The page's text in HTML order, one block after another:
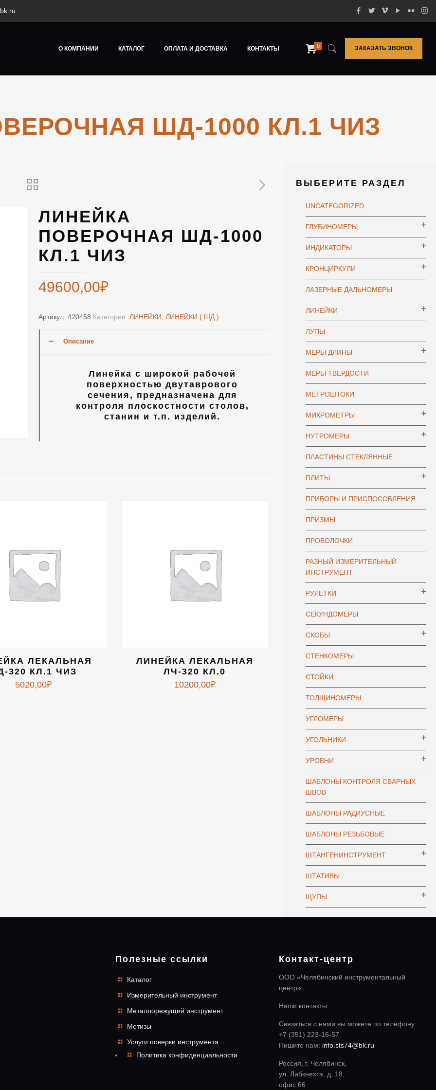
О КОМПАНИИ КАТАЛОГ ОПЛАТА И ДОСТАВКА КОНТАКТЫ 0 ЗАКАЗАТЬ ЗВОНОК
ШД-1000 КЛ.1 ЧИЗ
ЛИНЕЙКА
ПОВЕРОЧНАЯ ШД-1000
КЛ.1 ЧИЗ
49600,00₽
Артикул:420458 Категории:ЛИНЕЙКИ ,ЛИНЕЙКИ ( ШД )
Описание
Линейка с широкой рабочей
поверхностью двутаврового
сечения, предназначена для
контроля плоскостности столов,
станин и т.п. изделий.
ЛЕКАЛЬНАЯ
320 КЛ.1 ЧИЗ
5020,00₽
ЛИНЕЙКА ЛЕКАЛЬНАЯ
ЛЧ-320 КЛ.0
10200,00₽
ВЫБЕРИТЕ РАЗДЕЛ
UNCATEGORIZED
ГЛУБИНОМЕРЫ
ИНДИКАТОРЫ
КРОНЦИРКУЛИ
ЛАЗЕРНЫЕ ДАЛЬНОМЕРЫ
ЛИНЕЙКИ
ЛУПЫ
МЕРЫ ДЛИНЫ
МЕРЫ ТВЕРДОСТИ
МЕТРОШТОКИ
МИКРОМЕТРЫ
НУТРОМЕРЫ
ПЛАСТИНЫ СТЕКЛЯННЫЕ
ПЛИТЫ
ПРИБОРЫ И ПРИСПОСОБЛЕНИЯ
ПРИЗМЫ
ПРОВОЛОЧКИ
РАЗНЫЙ ИЗМЕРИТЕЛЬНЫЙ
ИНСТРУМЕНТ
РУЛЕТКИ
СЕКУНДОМЕРЫ
СКОБЫ
СТЕНКОМЕРЫ
СТОЙКИ
ТОЛЩИНОМЕРЫ
УГЛОМЕРЫ
УГОЛЬНИКИ
УРОВНИ
ШАБЛОНЫ КОНТРОЛЯ СВАРНЫХ
ШВОВ
ШАБЛОНЫ РАДИУСНЫЕ
ШАБЛОНЫ РЕЗЬБОВЫЕ
ШТАНГЕНИНСТРУМЕНТ
ШТАТИВЫ
ЩУПЫ
Полезные ссылки
Каталог
Измерительный инструмент
Металлорежущий инструмент
Метизы
Услуги поверки инструмента
Политика конфиденциальности
Контакт-центр
ООО «Челябинский инструментальный
центр»
Наши контакты
Связаться с нами вы можете по телефону:
+7 (351) 223-16-57
Пишите нам: info.sts74@bk.ru
Россия, г. Челябинск,
ул. Либкнехта, д. 18,
офис 66